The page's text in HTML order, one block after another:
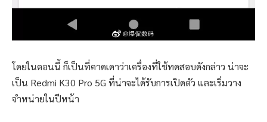
โดยในตอนนี้ ก็เป็นที่คาดเดาว่าเครื่องที่ใช้ทดสอบดังกล่าว น่าจะ
เป็น Redmi K30 Pro 5G ที่น่าจะได้รับการเปิดตัว และเริ่มวาง
จำหน่ายในปีหน้า